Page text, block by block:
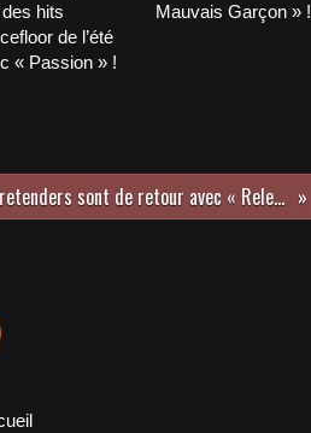
des hits
de l’été
« Passion » !
Mauvais Garçon » !
Les Pretenders sont de retour avec « Relentless » ; un album royal !